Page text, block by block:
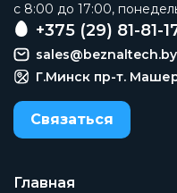
c 8:00 до 17:00,
+375 (29) 81-81-
sales@beznaltech.by
Г.Минск пр-т.
Связаться
Главная